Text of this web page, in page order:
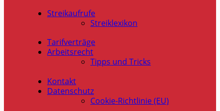
Streikaufrufe
Streiklexikon
Tarifverträge
Arbeitsrecht
Tipps und Tricks
Kontakt
Datenschutz
Cookie-Richtlinie (EU)